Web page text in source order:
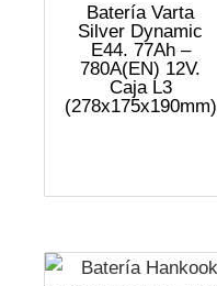
Batería Varta
Silver Dynamic
E44. 77Ah –
780A(EN) 12V.
Caja L3
(278x175x190mm)